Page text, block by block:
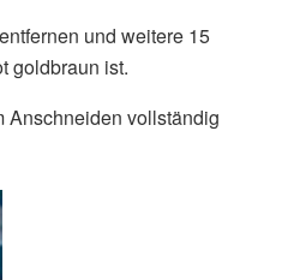
und weitere 15
goldbraun ist.
Anschneiden vollständig